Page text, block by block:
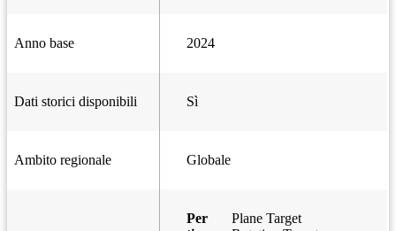
Anno base 2024
Dati storici disponibili Sì
Ambito regionale Globale
Per
Plane Target